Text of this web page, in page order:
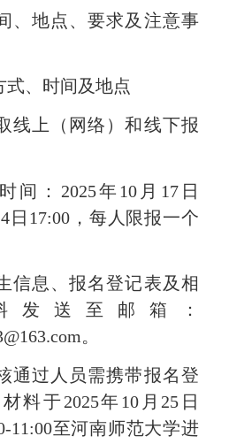
、地点、要求及注意事
式、时间及地点
线上（网络）和线下报
间：2025年10 月 17日
日 17:00，每人限报一个
信息、报名登记表及相
发送至邮箱：
。
通过人员需携带报名登
料于2025年10月 25 日
11:00至河南师范大学进